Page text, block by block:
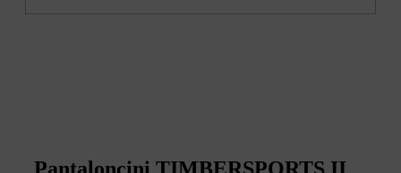
Pantaloncini TIMBERSPORTS II